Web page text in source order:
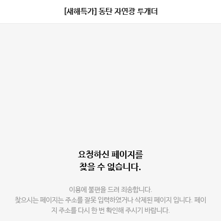
[새해특가] 동탄 자연광 투개더
요청하신 페이지를
찾을 수 없습니다.
이용에 불편을 드려 죄송합니다.
찾으시는 페이지는 주소를 잘못 입력하였거나 삭제된 페이지 입니다. 페이
지 주소를 다시 한 번 확인해 주시기 바랍니다.